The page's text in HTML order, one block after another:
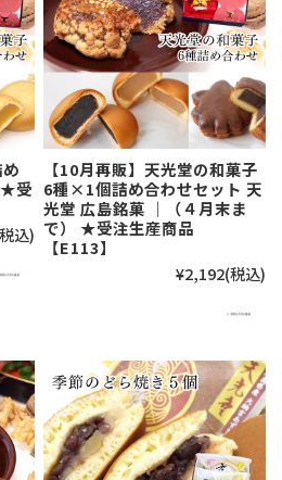
★受
込)
【10月再販】天光堂の和菓子
6種×1個詰め合わせセット 天
光堂 広島銘菓 ｜（４月末ま
で） ★受注生産商品
【E113】
¥2,192(税込)